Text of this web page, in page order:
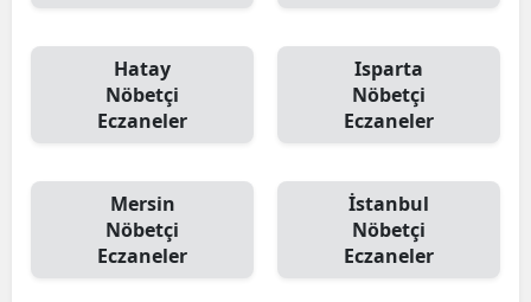
Hatay
Nöbetçi
Eczaneler
Isparta
Nöbetçi
Eczaneler
Mersin
Nöbetçi
Eczaneler
İstanbul
Nöbetçi
Eczaneler